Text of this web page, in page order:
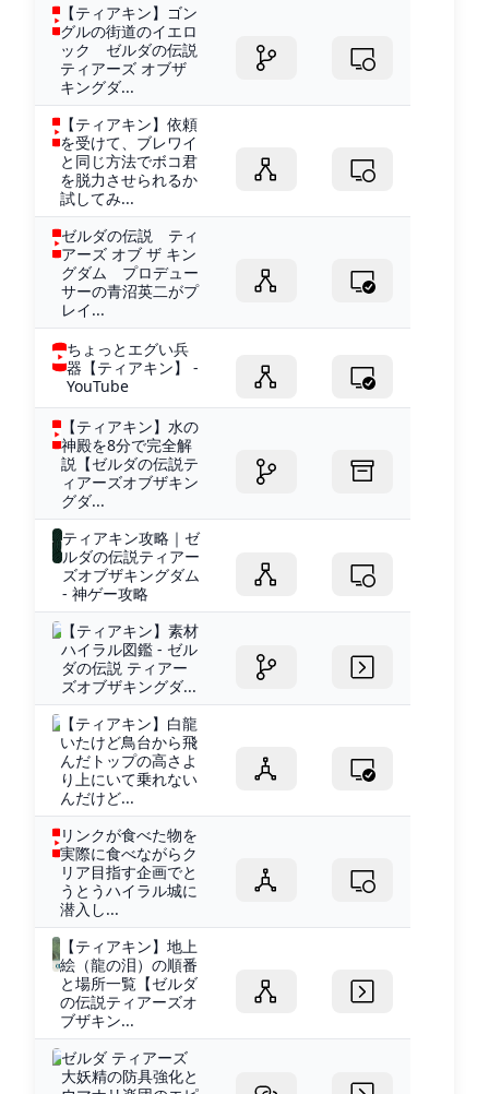
【ティアキン】ゴン
グルの街道のイエロ
ック ゼルダの伝説
ティアーズ オブザ
キングダ...
【ティアキン】依頼
を受けて、ブレワイ
と同じ方法でボコ君
を脱力させられるか
試してみ...
ゼルダの伝説 ティ
アーズ オブ ザ キン
グダム プロデュー
サーの青沼英二がプ
レイ...
ちょっとエグい兵
器【ティアキン】 -
YouTube
【ティアキン】水の
神殿を8分で完全解
説【ゼルダの伝説テ
ィアーズオブザキン
グダ...
ティアキン攻略｜ゼ
ルダの伝説ティアー
ズオブザキングダム
- 神ゲー攻略
【ティアキン】素材
ハイラル図鑑 - ゼル
ダの伝説 ティアー
ズオブザキングダ...
【ティアキン】白龍
いたけど鳥台から飛
んだトップの高さよ
り上にいて乗れない
んだけど...
リンクが食べた物を
実際に食べながらク
リア目指す企画でと
うとうハイラル城に
潜入し...
【ティアキン】地上
絵（龍の泪）の順番
と場所一覧【ゼルダ
の伝説ティアーズオ
ブザキン...
ゼルダ ティアーズ
大妖精の防具強化と